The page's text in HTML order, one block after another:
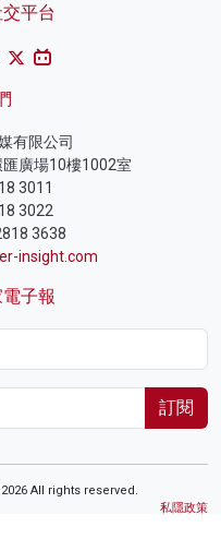
平台
有限公司
廣場10樓1002室
3011
3022
3638
insight.com
子報
訂閱
All rights reserved.
私隱政策